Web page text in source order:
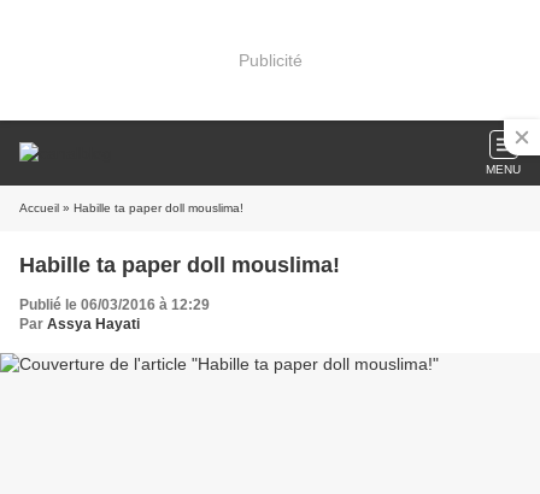
Publicité
MENU
Accueil » Habille ta paper doll mouslima!
Habille ta paper doll mouslima!
Publié le 06/03/2016 à 12:29
Par Assya Hayati